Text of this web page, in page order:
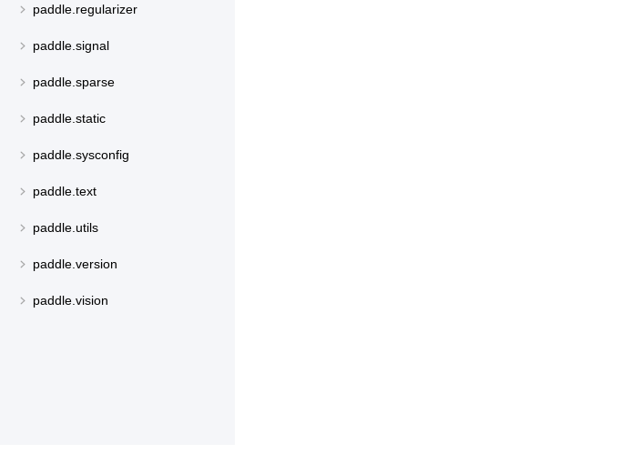
paddle.regularizer
paddle.signal
paddle.sparse
paddle.static
paddle.sysconfig
paddle.text
paddle.utils
paddle.version
paddle.vision